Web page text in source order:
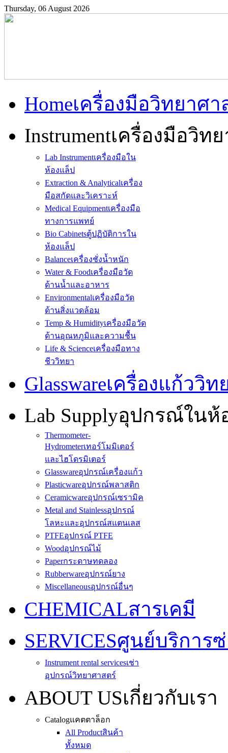
Thursday, 06 August 2026
Homeเครื่องมือวิทยาศา
Instrumentเครื่องมือวิท
Lab Instrumentเครื่องมือใน
ห้องแล็ป
Extraction & Analyticalเครื่อง
มือสกัดและวิเคราะห์
Medical Equipmentเครื่องมือ
ทางการแพทย์
Bio Cabinetsตู้ปฏิบัติการใน
ห้องแล็ป
Balanceเครื่องชั่งน้ำหนัก
Water & Foodเครื่องมือวัด
ด้านน้ำและอาหาร
Environmentalเครื่องมือวัด
ด้านสิ่งแวดล้อม
Temp & Humidityเครื่องมือวัด
ด้านอุณหภูมิและความชื้น
Life & Scienceเครื่องมือทาง
ชีววิทยา
Glasswareเครื่องแก้ววิท
Lab Supplyอุปกรณ์ในห้
Thermometer-
Hydrometerเทอร์โมมิเตอร์
และไฮโดรมิเตอร์
Glasswareอุปกรณ์เครื่องแก้ว
Plasticwareอุปกรณ์พลาสติก
Ceramicwareอุปกรณ์เซรามิค
Metal and Stainlessอุปกรณ์
โลหะและอุปกรณ์สแตนเลส
PTFEอุปกรณ์ PTFE
Woodอุปกรณ์ไม้
Paperกระดาษทดลอง
Rubberwareอุปกรณ์ยาง
Miscellaneousอุปกรณ์อื่นๆ
CHEMICALสารเคมี
SERVICESศูนย์บริการ
Instrument rental servicesเช่า
อุปกรณ์วิทยาศาสตร์
ABOUT USเกี่ยวกับเรา
Catalogแคตตาล็อก
All Productสินค้า
ทั้งหมด